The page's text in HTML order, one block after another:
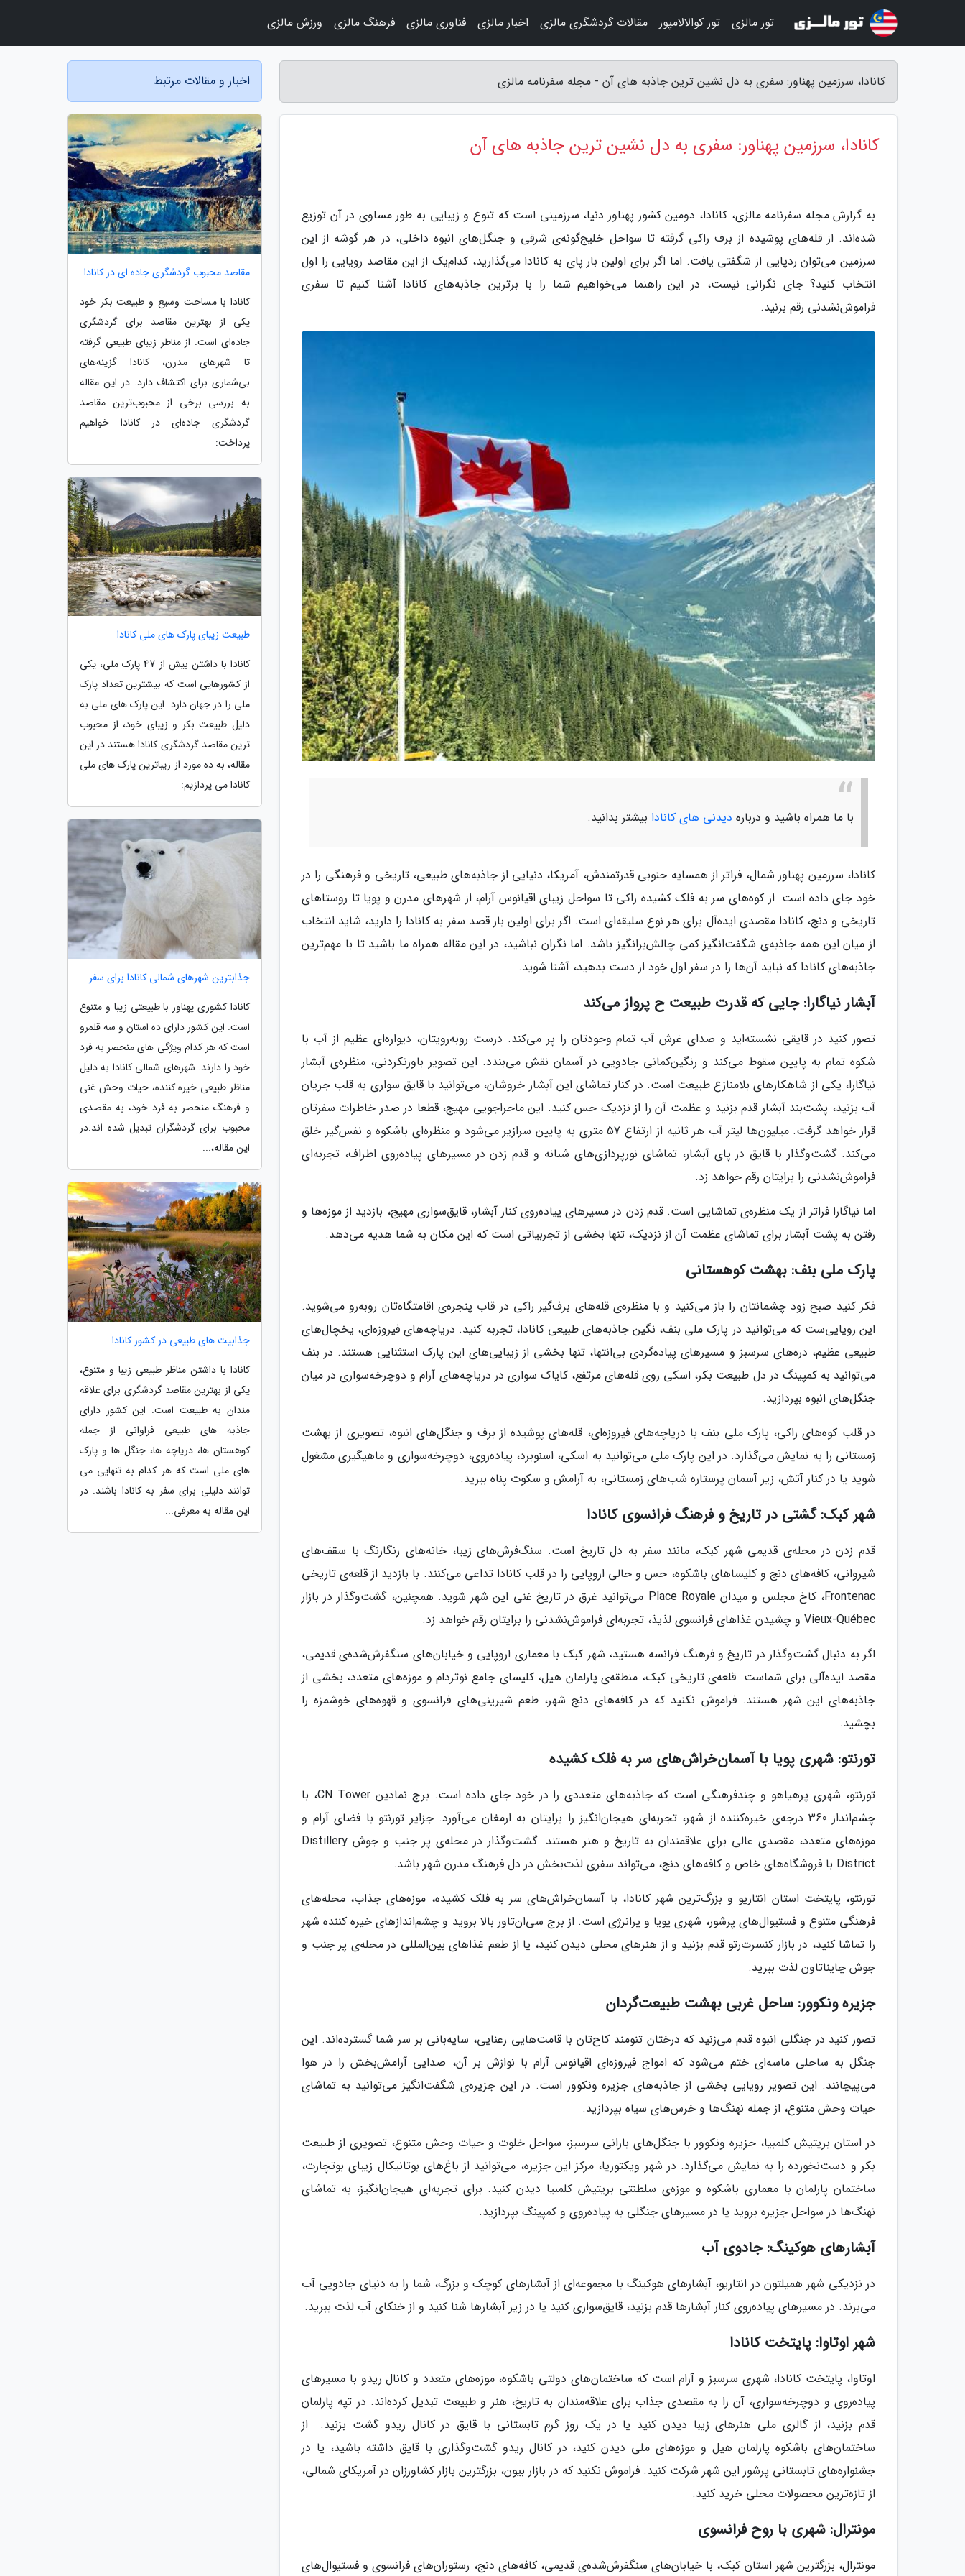
کانادا، سرزمین پهناور: سفری به دل نشین ترین جاذبه های آن - مجله سفرنامه مالزی
کانادا، سرزمین پهناور: سفری به دل نشین ترین جاذبه های آن
به گزارش مجله سفرنامه مالزی، کانادا، دومین کشور پهناور دنیا، سرزمینی است که تنوع و زیبایی به طور مساوی در آن توزیع
شده‌اند. از قله‌های پوشیده از برف راکی گرفته تا سواحل خلیج‌گونه‌ی شرقی و جنگل‌های انبوه داخلی، در هر گوشه از این
سرزمین می‌توان ردپایی از شگفتی یافت. اما اگر برای اولین بار پای به کانادا می‌گذارید، کدام‌یک از این مقاصد رویایی را اول
انتخاب کنید؟ جای نگرانی نیست، در این راهنما می‌خواهیم شما را با برترین جاذبه‌های کانادا آشنا کنیم تا سفری
فراموش‌نشدنی رقم بزنید.
با ما همراه باشید و درباره دیدنی های کانادا بیشتر بدانید.
کانادا، سرزمین پهناور شمال، فراتر از همسایه جنوبی قدرتمندش، آمریکا، دنیایی از جاذبه‌های طبیعی، تاریخی و فرهنگی را در
خود جای داده است. از کوه‌های سر به فلک کشیده راکی تا سواحل زیبای اقیانوس آرام، از شهرهای مدرن و پویا تا روستاهای
تاریخی و دنج، کانادا مقصدی ایده‌آل برای هر نوع سلیقه‌ای است. اگر برای اولین بار قصد سفر به کانادا را دارید، شاید انتخاب
از میان این همه جاذبه‌ی شگفت‌انگیز کمی چالش‌برانگیز باشد. اما نگران نباشید، در این مقاله همراه ما باشید تا با مهم‌ترین
جاذبه‌های کانادا که نباید آن‌ها را در سفر اول خود از دست بدهید، آشنا شوید.
آبشار نیاگارا: جایی که قدرت طبیعت ح پرواز می‌کند
تصور کنید در قایقی نشسته‌اید و صدای غرش آب تمام وجودتان را پر می‌کند. درست روبه‌رویتان، دیواره‌ای عظیم از آب با
شکوه تمام به پایین سقوط می‌کند و رنگین‌کمانی جادویی در آسمان نقش می‌بندد. این تصویر باورنکردنی، منظره‌ی آبشار
نیاگارا، یکی از شاهکارهای بلامنازع طبیعت است. در کنار تماشای این آبشار خروشان، می‌توانید با قایق سواری به قلب جریان
آب بزنید، پشت‌بند آبشار قدم بزنید و عظمت آن را از نزدیک حس کنید. این ماجراجویی مهیج، قطعا در صدر خاطرات سفرتان
قرار خواهد گرفت. میلیون‌ها لیتر آب هر ثانیه از ارتفاع 57 متری به پایین سرازیر می‌شود و منظره‌ای باشکوه و نفس‌گیر خلق
می‌کند. گشت‌وگذار با قایق در پای آبشار، تماشای نورپردازی‌های شبانه و قدم زدن در مسیرهای پیاده‌روی اطراف، تجربه‌ای
فراموش‌نشدنی را برایتان رقم خواهد زد.
اما نیاگارا فراتر از یک منظره‌ی تماشایی است. قدم زدن در مسیرهای پیاده‌روی کنار آبشار، قایق‌سواری مهیج، بازدید از موزه‌ها و
رفتن به پشت آبشار برای تماشای عظمت آن از نزدیک، تنها بخشی از تجربیاتی است که این مکان به شما هدیه می‌دهد.
پارک ملی بنف: بهشت کوهستانی
فکر کنید صبح زود چشمانتان را باز می‌کنید و با منظره‌ی قله‌های برف‌گیر راکی در قاب پنجره‌ی اقامتگاه‌تان روبه‌رو می‌شوید.
این رویایی‌ست که می‌توانید در پارک ملی بنف، نگین جاذبه‌های طبیعی کانادا، تجربه کنید. دریاچه‌های فیروزه‌ای، یخچال‌های
طبیعی عظیم، دره‌های سرسبز و مسیرهای پیاده‌گردی بی‌انتها، تنها بخشی از زیبایی‌های این پارک استثنایی هستند. در بنف
می‌توانید به کمپینگ در دل طبیعت بکر، اسکی روی قله‌های مرتفع، کایاک سواری در دریاچه‌های آرام و دوچرخه‌سواری در میان
جنگل‌های انبوه بپردازید.
در قلب کوه‌های راکی، پارک ملی بنف با دریاچه‌های فیروزه‌ای، قله‌های پوشیده از برف و جنگل‌های انبوه، تصویری از بهشت
زمستانی را به نمایش می‌گذارد. در این پارک ملی می‌توانید به اسکی، اسنوبرد، پیاده‌روی، دوچرخه‌سواری و ماهیگیری مشغول
شوید یا در کنار آتش، زیر آسمان پرستاره شب‌های زمستانی، به آرامش و سکوت پناه ببرید.
شهر کبک: گشتی در تاریخ و فرهنگ فرانسوی کانادا
قدم زدن در محله‌ی قدیمی شهر کبک، مانند سفر به دل تاریخ است. سنگ‌فرش‌های زیبا، خانه‌های رنگارنگ با سقف‌های
شیروانی، کافه‌های دنج و کلیساهای باشکوه، حس و حالی اروپایی را در قلب کانادا تداعی می‌کنند. با بازدید از قلعه‌ی تاریخی
Frontenac، کاخ مجلس و میدان Place Royale می‌توانید غرق در تاریخ غنی این شهر شوید. همچنین، گشت‌وگذار در بازار
Vieux-Québec و چشیدن غذاهای فرانسوی لذیذ، تجربه‌ای فراموش‌نشدنی را برایتان رقم خواهد زد.
اگر به دنبال گشت‌وگذار در تاریخ و فرهنگ فرانسه هستید، شهر کبک با معماری اروپایی و خیابان‌های سنگفرش‌شده‌ی قدیمی،
مقصد ایده‌آلی برای شماست. قلعه‌ی تاریخی کبک، منطقه‌ی پارلمان هیل، کلیسای جامع نوتردام و موزه‌های متعدد، بخشی از
جاذبه‌های این شهر هستند. فراموش نکنید که در کافه‌های دنج شهر، طعم شیرینی‌های فرانسوی و قهوه‌های خوشمزه را
بچشید.
تورنتو: شهری پویا با آسمان‌خراش‌های سر به فلک کشیده
تورنتو، شهری پرهیاهو و چندفرهنگی است که جاذبه‌های متعددی را در خود جای داده است. برج نمادین CN Tower، با
چشم‌انداز 360 درجه‌ی خیره‌کننده از شهر، تجربه‌ای هیجان‌انگیز را برایتان به ارمغان می‌آورد. جزایر تورنتو با فضای آرام و
موزه‌های متعدد، مقصدی عالی برای علاقمندان به تاریخ و هنر هستند. گشت‌وگذار در محله‌ی پر جنب و جوش Distillery
District با فروشگاه‌های خاص و کافه‌های دنج، می‌تواند سفری لذت‌بخش در دل فرهنگ مدرن شهر باشد.
تورنتو، پایتخت استان انتاریو و بزرگ‌ترین شهر کانادا، با آسمان‌خراش‌های سر به فلک کشیده، موزه‌های جذاب، محله‌های
فرهنگی متنوع و فستیوال‌های پرشور، شهری پویا و پرانرژی است. از برج سی‌ان‌تاور بالا بروید و چشم‌اندازهای خیره کننده شهر
را تماشا کنید، در بازار کنسرت‌رتو قدم بزنید و از هنرهای محلی دیدن کنید، یا از طعم غذاهای بین‌المللی در محله‌ی پر جنب و
جوش چایناتاون لذت ببرید.
جزیره ونکوور: ساحل غربی بهشت طبیعت‌گردان
تصور کنید در جنگلی انبوه قدم می‌زنید که درختان تنومند کاج‌تان با قامت‌هایی رعنایی، سایه‌بانی بر سر شما گسترده‌اند. این
جنگل به ساحلی ماسه‌ای ختم می‌شود که امواج فیروزه‌ای اقیانوس آرام با نوازش بر آن، صدایی آرامش‌بخش را در هوا
می‌پیچانند. این تصویر رویایی بخشی از جاذبه‌های جزیره ونکوور است. در این جزیره‌ی شگفت‌انگیز می‌توانید به تماشای
حیات وحش متنوع، از جمله نهنگ‌ها و خرس‌های سیاه بپردازید.
در استان بریتیش کلمبیا، جزیره ونکوور با جنگل‌های بارانی سرسبز، سواحل خلوت و حیات وحش متنوع، تصویری از طبیعت
بکر و دست‌نخورده را به نمایش می‌گذارد. در شهر ویکتوریا، مرکز این جزیره، می‌توانید از باغ‌های بوتانیکال زیبای بوتچارت،
ساختمان پارلمان با معماری باشکوه و موزه‌ی سلطنتی بریتیش کلمبیا دیدن کنید. برای تجربه‌ای هیجان‌انگیز، به تماشای
نهنگ‌ها در سواحل جزیره بروید یا در مسیرهای جنگلی به پیاده‌روی و کمپینگ بپردازید.
آبشارهای هوکینگ: جادوی آب
در نزدیکی شهر همیلتون در انتاریو، آبشارهای هوکینگ با مجموعه‌ای از آبشارهای کوچک و بزرگ، شما را به دنیای جادویی آب
می‌برند. در مسیرهای پیاده‌روی کنار آبشارها قدم بزنید، قایق‌سواری کنید یا در زیر آبشارها شنا کنید و از خنکای آب لذت ببرید.
شهر اوتاوا: پایتخت کانادا
اوتاوا، پایتخت کانادا، شهری سرسبز و آرام است که ساختمان‌های دولتی باشکوه، موزه‌های متعدد و کانال ریدو با مسیرهای
پیاده‌روی و دوچرخه‌سواری، آن را به مقصدی جذاب برای علاقه‌مندان به تاریخ، هنر و طبیعت تبدیل کرده‌اند. در تپه پارلمان
قدم بزنید، از گالری ملی هنرهای زیبا دیدن کنید یا در یک روز گرم تابستانی با قایق در کانال ریدو گشت بزنید. از
ساختمان‌های باشکوه پارلمان هیل و موزه‌های ملی دیدن کنید، در کانال ریدو گشت‌وگذاری با قایق داشته باشید، یا در
جشنواره‌های تابستانی پرشور این شهر شرکت کنید. فراموش نکنید که در بازار بیون، بزرگترین بازار کشاورزان در آمریکای شمالی،
از تازه‌ترین محصولات محلی خرید کنید.
مونترال: شهری با روح فرانسوی
مونترال، بزرگترین شهر استان کبک، با خیابان‌های سنگفرش‌شده‌ی قدیمی، کافه‌های دنج، رستوران‌های فرانسوی و فستیوال‌های
اخبار و مقالات مرتبط
مقاصد محبوب گردشگری جاده ای در کانادا
کانادا با مساحت وسیع و طبیعت بکر خود
یکی از بهترین مقاصد برای گردشگری
جاده‌ای است. از مناظر زیبای طبیعی گرفته
تا شهرهای مدرن، کانادا گزینه‌های
بی‌شماری برای اکتشاف دارد. در این مقاله
به بررسی برخی از محبوب‌ترین مقاصد
گردشگری جاده‌ای در کانادا خواهیم
پرداخت:
طبیعت زیبای پارک های ملی کانادا
کانادا با داشتن بیش از 47 پارک ملی، یکی
از کشورهایی است که بیشترین تعداد پارک
ملی را در جهان دارد. این پارک های ملی به
دلیل طبیعت بکر و زیبای خود، از محبوب
ترین مقاصد گردشگری کانادا هستند.در این
مقاله، به ده مورد از زیباترین پارک های ملی
کانادا می پردازیم:
جذابترین شهرهای شمالی کانادا برای سفر
کانادا کشوری پهناور با طبیعتی زیبا و متنوع
است. این کشور دارای ده استان و سه قلمرو
است که هر کدام ویژگی های منحصر به فرد
خود را دارند. شهرهای شمالی کانادا به دلیل
مناظر طبیعی خیره کننده، حیات وحش غنی
و فرهنگ منحصر به فرد خود، به مقصدی
محبوب برای گردشگران تبدیل شده اند.در
این مقاله،...
جذابیت های طبیعی در کشور کانادا
کانادا با داشتن مناظر طبیعی زیبا و متنوع،
یکی از بهترین مقاصد گردشگری برای علاقه
مندان به طبیعت است. این کشور دارای
جاذبه های طبیعی فراوانی از جمله
کوهستان ها، دریاچه ها، جنگل ها و پارک
های ملی است که هر کدام به تنهایی می
توانند دلیلی برای سفر به کانادا باشند. در
این مقاله به معرفی...
تور مالزی تور کوالالامپور مقالات گردشگری مالزی اخبار مالزی فناوری مالزی فرهنگ مالزی ورزش مالزی